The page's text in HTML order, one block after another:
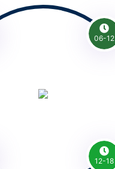
06-12
12-18